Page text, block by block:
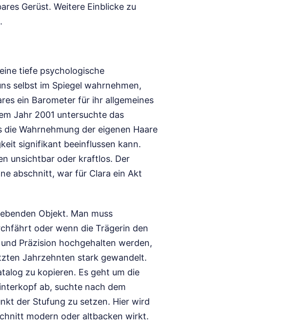
Gerüst. Weitere Einblicke zu
tiefe psychologische
selbst im Spiegel wahrnehmen,
ein Barometer für ihr allgemeines
Jahr 2001 untersuchte das
die Wahrnehmung der eigenen Haare
signifikant beeinflussen kann.
unsichtbar oder kraftlos. Der
abschnitt, war für Clara ein Akt
Objekt. Man muss
oder wenn die Trägerin den
Präzision hochgehalten werden,
Jahrzehnten stark gewandelt.
zu kopieren. Es geht um die
ab, suchte nach dem
der Stufung zu setzen. Hier wird
modern oder altbacken wirkt.